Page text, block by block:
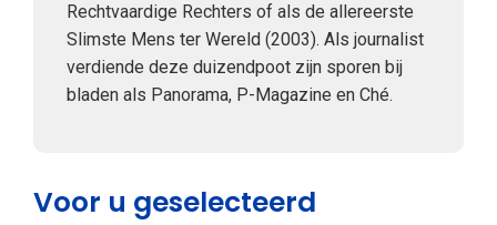
Rechtvaardige Rechters of als de allereerste
Slimste Mens ter Wereld (2003). Als journalist
verdiende deze duizendpoot zijn sporen bij
bladen als Panorama, P-Magazine en Ché.
Voor u geselecteerd